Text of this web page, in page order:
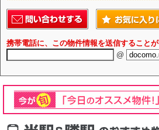
携帯電話に、この物件情報を送信することが
@